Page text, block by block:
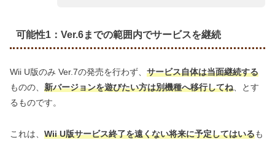
可能性1：Ver.6までの範囲内でサービスを継続
Wii U版のみ Ver.7の発売を行わず、 サービス自体は当面継続する
ものの、 新バージョンを遊びたい方は別機種へ移行してね、とす
るものです。
これは、 Wii U版サービス終了を遠くない将来に予定してはいるも